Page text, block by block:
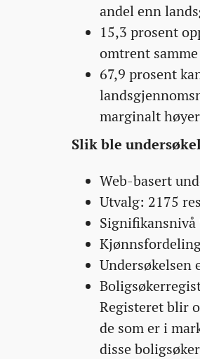
andel enn
15,3 prosent
omtrent
67,9 prosent
marginalt
Slik ble
Web-basert
Utvalg: 2175
Signifikansnivå
Undersøkelsen
Registeret blir
de som er i
disse